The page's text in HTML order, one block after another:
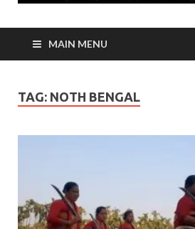
MAIN MENU
TAG: NOTH BENGAL